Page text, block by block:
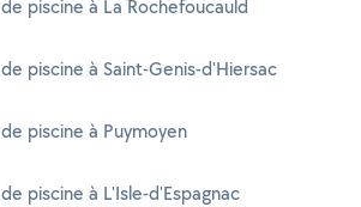
piscine à La Rochefoucauld
piscine à Saint-Genis-d'Hiersac
piscine à Puymoyen
piscine à L'Isle-d'Espagnac